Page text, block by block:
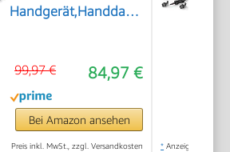
Handgerät,Handdampfreiniger
84,97 €
99,97 €
Bei Amazon ansehen
Preis inkl. MwSt., zzgl. Versandkosten * Anzeige